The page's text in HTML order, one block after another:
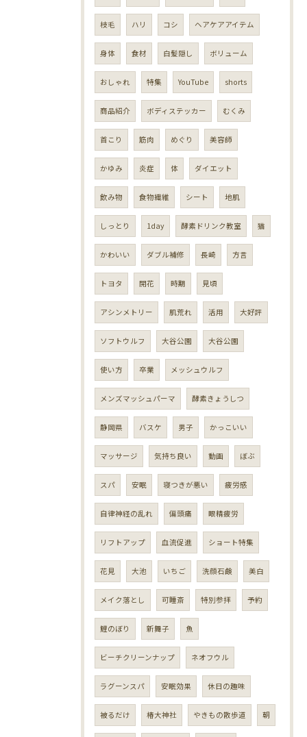
枝毛 ハリ コシ ヘアケアアイテム
身体 食材 白髪隠し ボリューム
おしゃれ 特集 YouTube shorts
商品紹介 ボディステッカー むくみ
首こり 筋肉 めぐり 美容師
かゆみ 炎症 体 ダイエット
飲み物 食物繊維 シート 地肌
しっとり 1day 酵素ドリンク教室 猫
かわいい ダブル補修 長崎 方言
トヨタ 開花 時期 見頃
アシンメトリー 肌荒れ 活用 大好評
ソフトウルフ 大谷公園 大谷公園
使い方 卒業 メッシュウルフ
メンズマッシュパーマ 酵素きょうしつ
静岡県 バスケ 男子 かっこいい
マッサージ 気持ち良い 動画 ぼぶ
スパ 安眠 寝つきが悪い 疲労感
自律神経の乱れ 偏頭痛 眼精疲労
リフトアップ 血流促進 ショート特集
花見 大池 いちご 洗顔石鹸 美白
メイク落とし 可睡斎 特別参拝 予約
鯉のぼり 新舞子 魚
ビーチクリーンナップ ネオフウル
ラグーンスパ 安眠効果 休日の趣味
被るだけ 椿大神社 やきもの散歩道 朝